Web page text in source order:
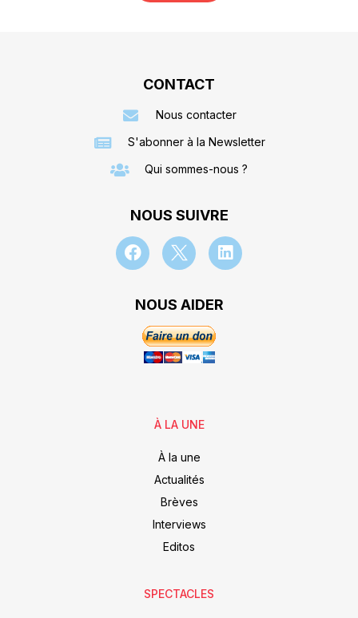
CONTACT
Nous contacter
S'abonner à la Newsletter
Qui sommes-nous ?
NOUS SUIVRE
NOUS AIDER
À LA UNE
À la une
Actualités
Brèves
Interviews
Editos
SPECTACLES